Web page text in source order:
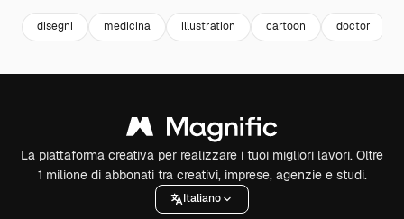
disegni medicina illustration cartoon doctor
La piattaforma creativa per realizzare i tuoi migliori lavori. Oltre
1 milione di abbonati tra creativi, imprese, agenzie e studi.
Italiano